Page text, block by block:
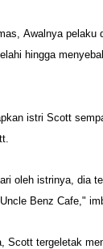
Awalnya pelaku
hingga
istri Scott
oleh istrinya, dia
Benz Cafe,"
Scott tergeletak